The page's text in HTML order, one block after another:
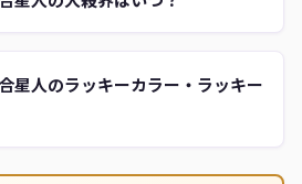
星人のラッキーカラー・ラッキー